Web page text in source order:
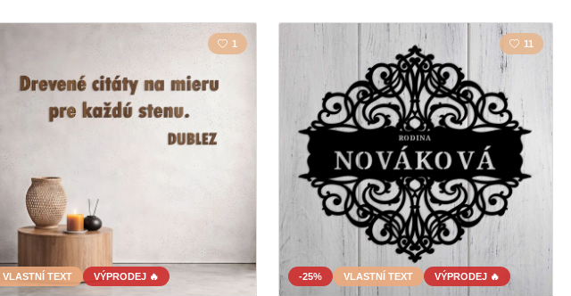
VLASTNÍ TEXT VÝPRODEJ 🔥
1
-25% VLASTNÍ TEXT VÝPRODEJ 🔥
11